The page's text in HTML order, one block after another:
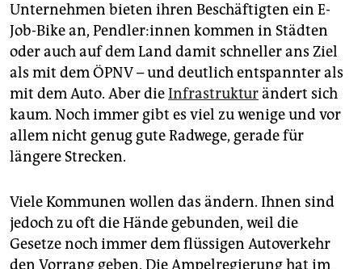
Unternehmen bieten ihren Beschäftigten ein E-
Job-Bike an, Pend­le­r:in­nen kommen in Städten
oder auch auf dem Land damit schneller ans Ziel
als mit dem ÖPNV – und deutlich entspannter als
mit dem Auto. Aber dieInfrastrukturändert sich
kaum. Noch immer gibt es viel zu wenige und vor
allem nicht genug gute Radwege, gerade für
längere Strecken.
Viele Kommunen wollen das ändern. Ihnen sind
jedoch zu oft die Hände gebunden, weil die
Gesetze noch immer dem flüssigen Autoverkehr
den Vorrang geben. Die Ampelregierung hat im